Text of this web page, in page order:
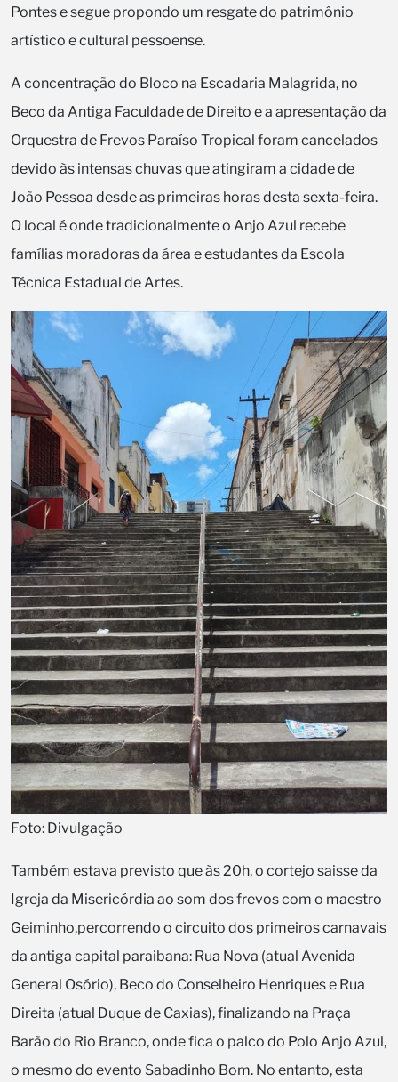
Pontes e segue propondo um resgate do patrimônio
artístico e cultural pessoense.
A concentração do Bloco na Escadaria Malagrida, no
Beco da Antiga Faculdade de Direito e a apresentação da
Orquestra de Frevos Paraíso Tropical foram cancelados
devido às intensas chuvas que atingiram a cidade de
João Pessoa desde as primeiras horas desta sexta-feira.
O local é onde tradicionalmente o Anjo Azul recebe
famílias moradoras da área e estudantes da Escola
Técnica Estadual de Artes.
Foto: Divulgação
Também estava previsto que às 20h, o cortejo saisse da
Igreja da Misericórdia ao som dos frevos com o maestro
Geiminho,percorrendo o circuito dos primeiros carnavais
da antiga capital paraibana: Rua Nova (atual Avenida
General Osório), Beco do Conselheiro Henriques e Rua
Direita (atual Duque de Caxias), finalizando na Praça
Barão do Rio Branco, onde fica o palco do Polo Anjo Azul,
o mesmo do evento Sabadinho Bom. No entanto, esta